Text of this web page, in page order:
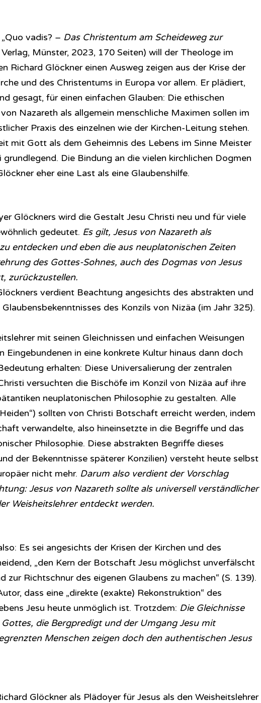
vadis? – Das Christentum am Scheideweg zur
Münster, 2023, 170 Seiten) will der Theologe im
Richard Glöckner einen Ausweg zeigen aus der Krise der
und des Christentums in Europa vor allem. Er plädiert,
gesagt, für einen einfachen Glauben: Die ethischen
Nazareth als allgemein menschliche Maximen sollen im
Praxis des einzelnen wie der Kirchen-Leitung stehen.
mit Gott als dem Geheimnis des Lebens im Sinne Meister
grundlegend. Die Bindung an die vielen kirchlichen Dogmen
eher eine Last als eine Glaubenshilfe.
Glöckners wird die Gestalt Jesu Christi neu und für viele
gedeutet. Es gilt, Jesus von Nazareth als
entdecken und eben die aus neuplatonischen Zeiten
des Gottes-Sohnes, auch des Dogmas von Jesus
zurückzustellen.
verdient Beachtung angesichts des abstrakten und
des Konzils von Nizäa (im Jahr 325).
mit seinen Gleichnissen und einfachen Weisungen
Eingebundenen in eine konkrete Kultur hinaus dann doch
erhalten: Diese Universalierung der zentralen
versuchten die Bischöfe im Konzil von Nizäa auf ihre
neuplatonischen Philosophie zu gestalten. Alle
sollten von Christi Botschaft erreicht werden, indem
verwandelte, also hineinsetzte in die Begriffe und das
Philosophie. Diese abstrakten Begriffe dieses
der Bekenntnisse späterer Konzilien) versteht heute selbst
nicht mehr. Darum also verdient der Vorschlag
Jesus von Nazareth sollte als universell verständlicher
Weisheitslehrer entdeckt werden.
Es sei angesichts der Krisen der Kirchen und des
„den Kern der Botschaft Jesu möglichst unverfälscht
zur Richtschnur des eigenen Glaubens zu machen“ (S. 139).
dass eine „direkte (exakte) Rekonstruktion“ des
Jesu heute unmöglich ist. Trotzdem: Die Gleichnisse
die Bergpredigt und der Umgang Jesu mit
Menschen zeigen doch den authentischen Jesus
Glöckner als Plädoyer für Jesus als den Weisheitslehrer